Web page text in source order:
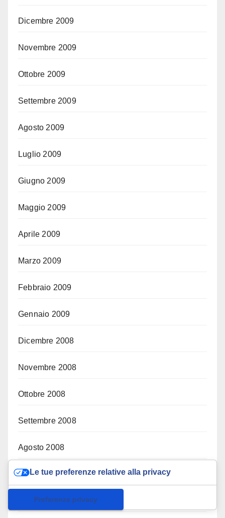
Dicembre 2009
Novembre 2009
Ottobre 2009
Settembre 2009
Agosto 2009
Luglio 2009
Giugno 2009
Maggio 2009
Aprile 2009
Marzo 2009
Febbraio 2009
Gennaio 2009
Dicembre 2008
Novembre 2008
Ottobre 2008
Settembre 2008
Agosto 2008
Luglio 2008
Giugno 2008
Le tue preferenze relative alla privacy
Informativa sulla raccolta